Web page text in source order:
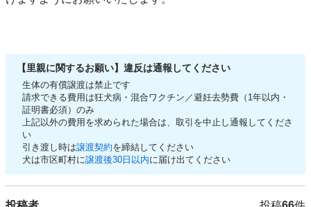
【里親に関するお願い】違反は通報してください
生体の有償譲渡は禁止です
請求できる費用は狂犬病・混合ワクチン／避妊去勢費（1年以内・
証明書必須）のみ
上記以外の費用を求められた場合は、取引を中止し通報してくださ
い
引き渡し時は譲渡契約を締結してください
犬は市区町村に譲渡後30日以内に届け出てください